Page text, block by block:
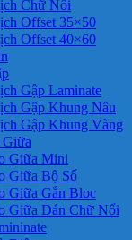
Chữ Nổi
Offset 35×50
Offset 40×60
Gập Laminate
Gập Khung Nâu
Gập Khung Vàng
Giữa Mini
Giữa Bộ Số
Giữa Gắn Bloc
Giữa Dán Chữ Nổi